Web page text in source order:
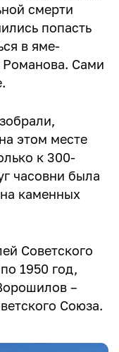
смерти
попасть
в яме-
Романова. Сами
этом месте
к 300-
часовни была
каменных
Советского
1950 год,
–
Союза.